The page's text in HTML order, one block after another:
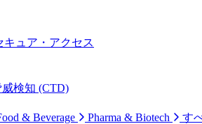
キュア・アクセス
検知 (CTD)
& Beverage Pharma & Biotech
す